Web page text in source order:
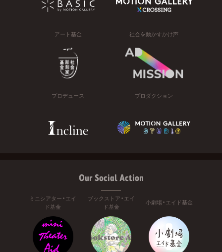
アート基金 社会を動かすかけ声
プロデュース プロダクション
Our Social Action
ミニシアター・エイ
ド基金
ブックストア・エイ
ド基金
小劇場・エイド基金